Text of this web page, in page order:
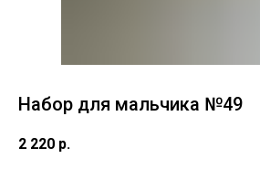
Набор для мальчика №49
2 220 р.